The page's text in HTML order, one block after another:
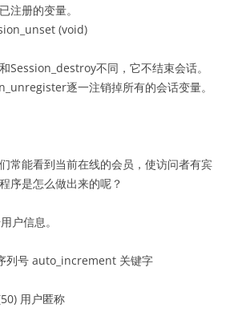
注册的变量。
(void)
Session_destroy不同，它不结束会话。
逐一注销掉所有的会话变量。
常能看到当前在线的会员，使访问者有宾
序是怎么做出来的呢？
户信息。
列号 auto_increment 关键字
用户匿称